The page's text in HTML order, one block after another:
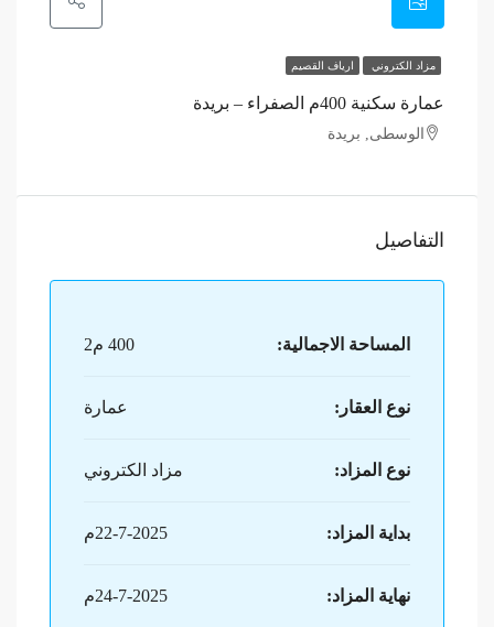
مزاد الكتروني ارياف القصيم
عمارة سكنية 400م الصفراء – بريدة
الوسطى, بريدة
التفاصيل
المساحة الاجمالية: 400 م2
نوع العقار: عمارة
نوع المزاد: مزاد الكتروني
بداية المزاد: 22-7-2025م
نهاية المزاد: 24-7-2025م